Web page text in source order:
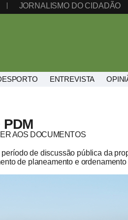
JORNALISMO DO CIDADÃO
ENTREVISTA
PDM
AOS DOCUMENTOS
de discussão pública da
de planeamento e